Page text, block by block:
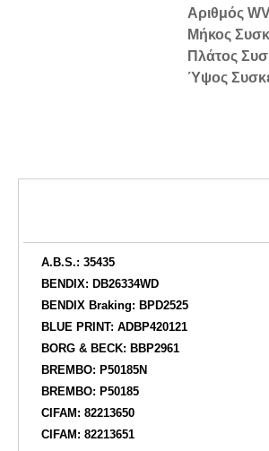
Αριθμός
Μήκος
Πλάτος
Ύψος
A.B.S.: 35435
BENDIX: DB26334WD
BENDIX Braking: BPD2525
BLUE PRINT: ADBP420121
BORG & BECK: BBP2961
BREMBO: P50185N
BREMBO: P50185
CIFAM: 82213650
CIFAM: 82213651